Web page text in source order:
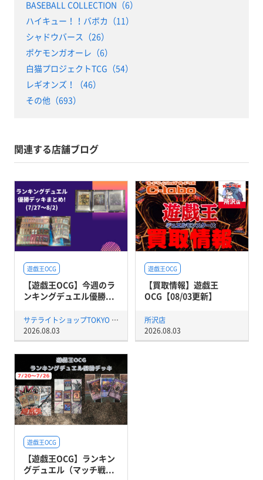
BASEBALL COLLECTION（6）
ハイキュー！！バボカ（11）
シャドウバース（26）
ポケモンガオーレ（6）
白猫プロジェクトTCG（54）
レギオンズ！（46）
その他（693）
関連する店舗ブログ
遊戯王OCG
【遊戯王OCG】今週のラ
ンキングデュエル優勝...
サテライトショップTOKYO 秋葉原店
2026.08.03
遊戯王OCG
【買取情報】遊戯王
OCG【08/03更新】
所沢店
2026.08.03
遊戯王OCG
【遊戯王OCG】ランキン
グデュエル（マッチ戦...